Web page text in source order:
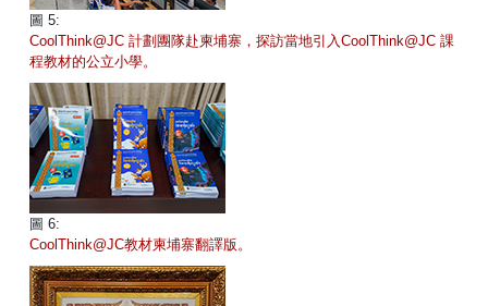
圖 5:
CoolThink@JC 計劃團隊赴柬埔寨，探訪當地引入CoolThink@JC 課
程教材的公立小學。
圖 6:
CoolThink@JC教材柬埔寨翻譯版。